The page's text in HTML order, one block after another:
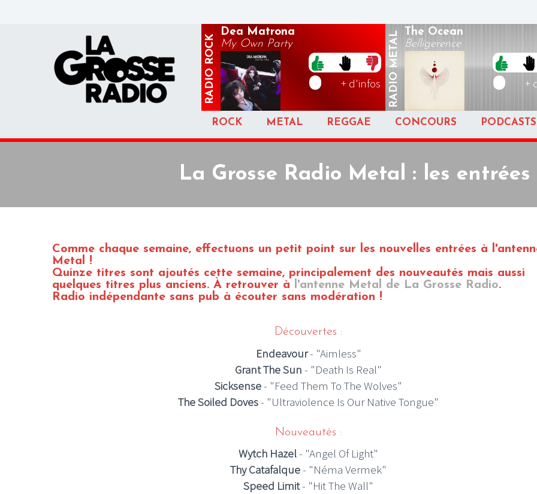
RADIO
ROCK
Dea Matrona
My Own Party
+ d'infos RADIO
METAL
The Ocean
Belligerence
+
ROCK METAL REGGAE CONCOURS PODCASTS
La Grosse Radio Metal : les entrées
Comme chaque semaine, effectuons un petit point sur les nouvelles entrées à
Metal !
Quinze titres sont ajoutés cette semaine, principalement des nouveautés mais aussi
quelques titres plus anciens. À retrouver à l'antenne Metal de La Grosse Radio.
Radio indépendante sans pub à écouter sans modération !
Découvertes :
Endeavour- "Aimless"
Grant The Sun - "Death Is Real"
Sicksense- "Feed Them To The Wolves"
The Soiled Doves- "Ultraviolence Is Our Native Tongue"
Nouveautés :
Wytch Hazel- "Angel Of Light"
Thy Catafalque- "Néma Vermek"
Speed Limit- "Hit The Wall"